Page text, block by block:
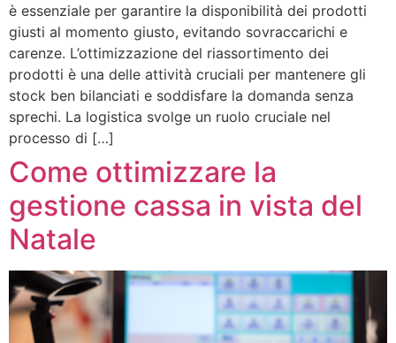
è essenziale per garantire la disponibilità dei prodotti
giusti al momento giusto, evitando sovraccarichi e
carenze. L’ottimizzazione del riassortimento dei
prodotti è una delle attività cruciali per mantenere gli
stock ben bilanciati e soddisfare la domanda senza
sprechi. La logistica svolge un ruolo cruciale nel
processo di […]
Come ottimizzare la
gestione cassa in vista del
Natale